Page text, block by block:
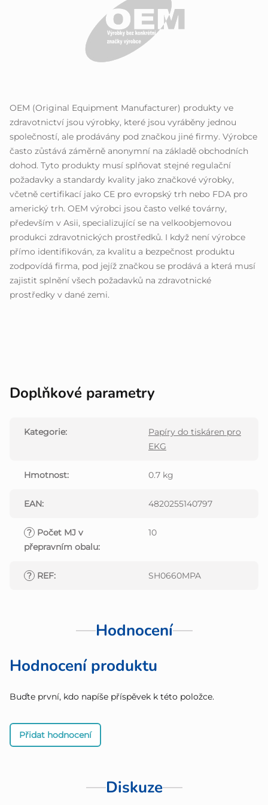
OEM (Original Equipment Manufacturer) produkty ve
zdravotnictví jsou výrobky, které jsou vyráběny jednou
společností, ale prodávány pod značkou jiné firmy. Výrobce
často zůstává záměrně anonymní na základě obchodních
dohod. Tyto produkty musí splňovat stejné regulační
požadavky a standardy kvality jako značkové výrobky,
včetně certifikací jako CE pro evropský trh nebo FDA pro
americký trh. OEM výrobci jsou často velké továrny,
především v Asii, specializující se na velkoobjemovou
produkci zdravotnických prostředků. I když není výrobce
přímo identifikován, za kvalitu a bezpečnost produktu
zodpovídá firma, pod jejíž značkou se prodává a která musí
zajistit splnění všech požadavků na zdravotnické
prostředky v dané zemi.
Doplňkové parametry
Kategorie:
Papíry do tiskáren pro
EKG
Hmotnost: 0.7 kg
EAN: 4820255140797
? Počet MJ v
přepravním obalu:
10
? REF: SH0660MPA
Hodnocení
Hodnocení produktu
Buďte první, kdo napíše příspěvek k této položce.
Přidat hodnocení
Diskuze